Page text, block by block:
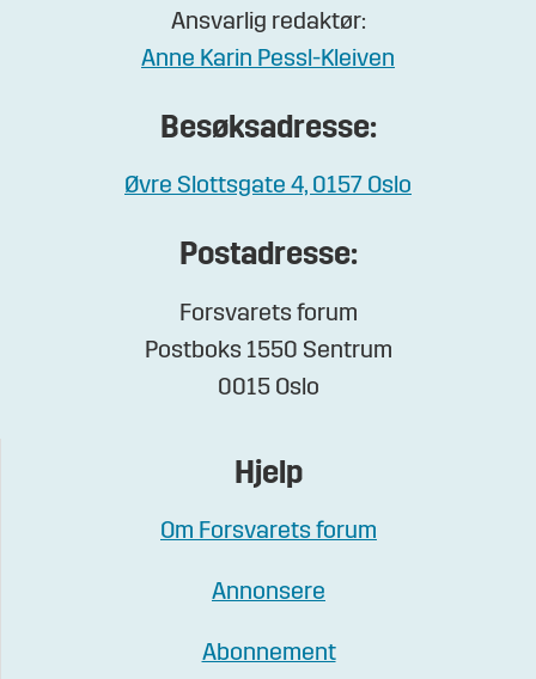
Ansvarlig redaktør:
Anne Karin Pessl-Kleiven
Besøksadresse:
Øvre Slottsgate 4, 0157 Oslo
Postadresse:
Forsvarets forum
Postboks 1550 Sentrum
0015 Oslo
Hjelp
Om Forsvarets forum
Annonsere
Abonnement